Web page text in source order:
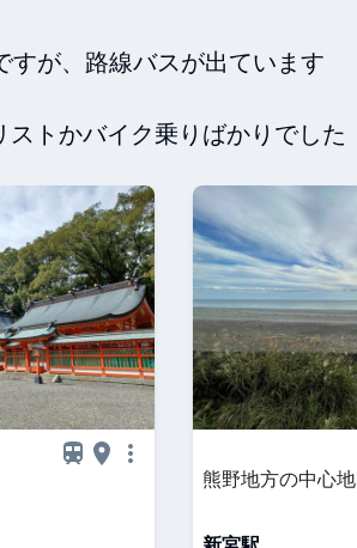
すが、路線バスが出ています
熊野地方の中心地